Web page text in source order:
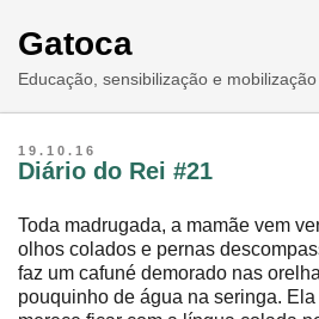
Gatoca
Educação, sensibilização e
19.10.16
Diário do Rei #21
Toda madrugada, a mamãe vem
olhos colados e pernas
faz um cafuné demorado nas
pouquinho de água na seringa.